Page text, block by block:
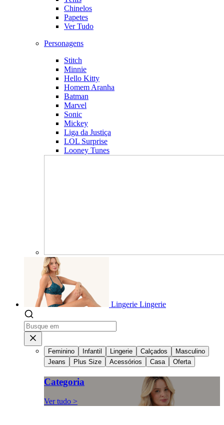
Chinelos
Papetes
Ver Tudo
Personagens
Stitch
Minnie
Hello Kitty
Homem Aranha
Batman
Marvel
Sonic
Mickey
Liga da Justiça
LOL Surprise
Looney Tunes
Lingerie Lingerie
Feminino Infantil Lingerie Calçados
Masculino
Jeans
Plus Size Acessórios Casa Oferta
Categoria
Ver tudo >